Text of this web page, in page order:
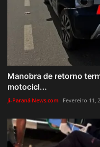
Manobra de retorno
motocicl...
Ji-Paraná News.com Fevereiro 11,